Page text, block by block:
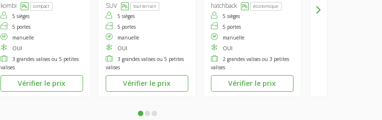
kombi compact
5 sièges
5 portes
manuelle
OUI
3 grandes valises ou 5 petites
valises
Vérifier le prix
SUV tout terrain
5 sièges
5 portes
manuelle
OUI
3 grandes valises ou 5 petites
valises
Vérifier le prix
hatchback économique
5 sièges
5 portes
manuelle
OUI
2 grandes valises ou 3 petites
valises
Vérifier le prix
•••